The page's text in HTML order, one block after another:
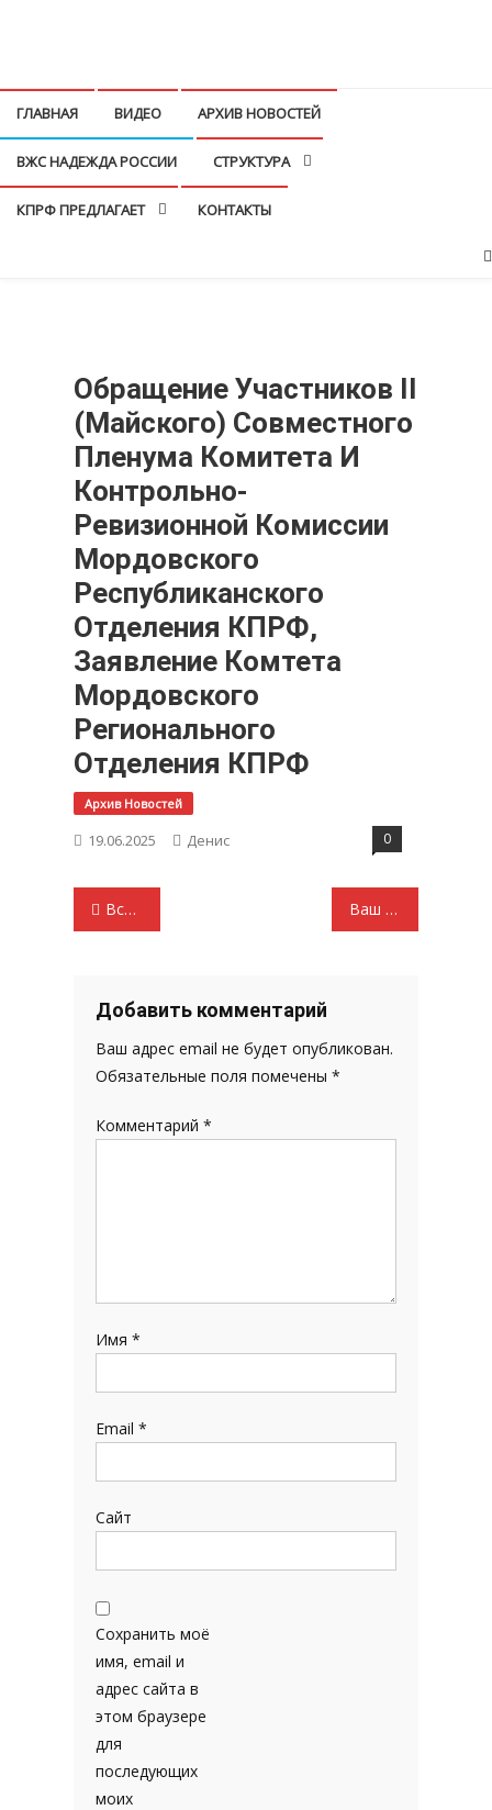
ГЛАВНАЯ ВИДЕО АРХИВ НОВОСТЕЙ
ВЖС НАДЕЖДА РОССИИ СТРУКТУРА
КПРФ ПРЕДЛАГАЕТ КОНТАКТЫ
Обращение Участников II
(майского) Совместного
Пленума Комитета И
Контрольно-
Ревизионной Комиссии
Мордовского
Республиканского
Отделения КПРФ,
Заявление Комтета
Мордовского
Регионального
Отделения КПРФ
Архив Новостей
19.06.2025 Денис 0
Навигация
записям
Встречи в Москве Ваш труд велик. В нём жизни высота
Добавить комментарий
Ваш адрес email не будет опубликован.
Обязательные поля помечены*
Комментарий*
Имя*
Email*
Сайт
Сохранить моё
имя, email и
адрес сайта в
этом браузере
для
последующих
моих